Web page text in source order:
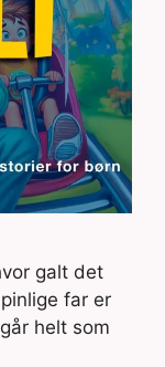
galt det
far er
helt som